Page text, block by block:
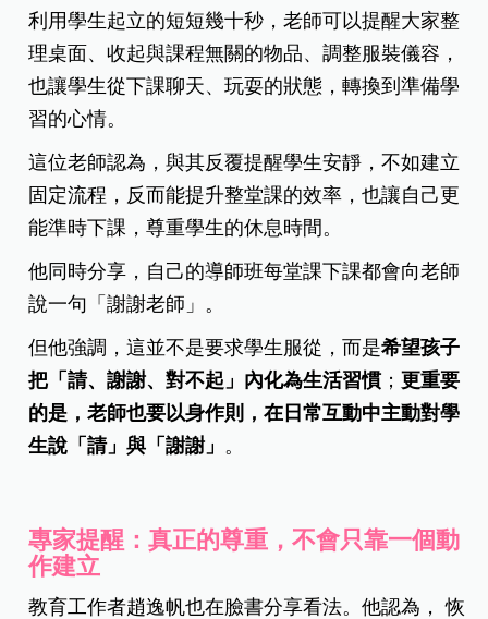
利用學生起立的短短幾十秒，老師可以提醒大家整
理桌面、收起與課程無關的物品、調整服裝儀容，
也讓學生從下課聊天、玩耍的狀態，轉換到準備學
習的心情。
這位老師認為，與其反覆提醒學生安靜，不如建立
固定流程，反而能提升整堂課的效率，也讓自己更
能準時下課，尊重學生的休息時間。
他同時分享，自己的導師班每堂課下課都會向老師
說一句「謝謝老師」。
但他強調，這並不是要求學生服從，而是希望孩子
把「請、謝謝、對不起」內化為生活習慣；更重要
的是，老師也要以身作則，在日常互動中主動對學
生說「請」與「謝謝」 。
專家提醒：真正的尊重，不會只靠一個動
作建立
教育工作者趙逸帆也在臉書分享看法。他認為， 恢